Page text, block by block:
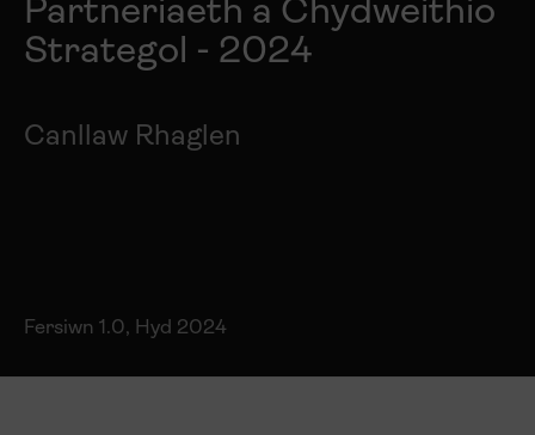
Partneriaeth a Chydweithio
Strategol - 2024
Canllaw Rhaglen
Fersiwn 1.0, Hyd 2024